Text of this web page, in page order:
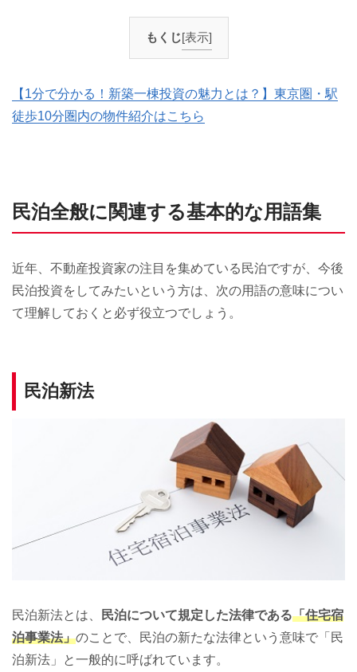
もくじ[表示]
【1分で分かる！新築一棟投資の魅力とは？】東京圏・駅
徒歩10分圏内の物件紹介はこちら
民泊全般に関連する基本的な用語集
近年、不動産投資家の注目を集めている民泊ですが、今後
民泊投資をしてみたいという方は、次の用語の意味につい
て理解しておくと必ず役立つでしょう。
民泊新法
民泊新法とは、 民泊について規定した法律である「住宅宿
泊事業法」のことで、民泊の新たな法律という意味で「民
泊新法」と一般的に呼ばれています。